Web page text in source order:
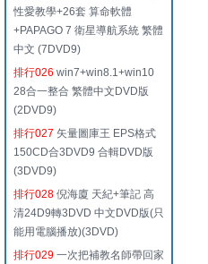
性愛教學+26套 算命軟體
+PAPAGO 7 衛星導航系統 繁體
中文 (7DVD9)
排行026 win7+win8.1+win10
28合一整合 繁體中文DVD版
(2DVD9)
排行027 矢量圖庫王 EPS格式
150CD合3DVD9 合輯DVD版
(3DVD9)
排行028 倪海廈 天紀+筆記 高
清24D9轉3DVD 中文DVD版(只
能用電腦播放)(3DVD)
排行029 一次把補教名師帶回家